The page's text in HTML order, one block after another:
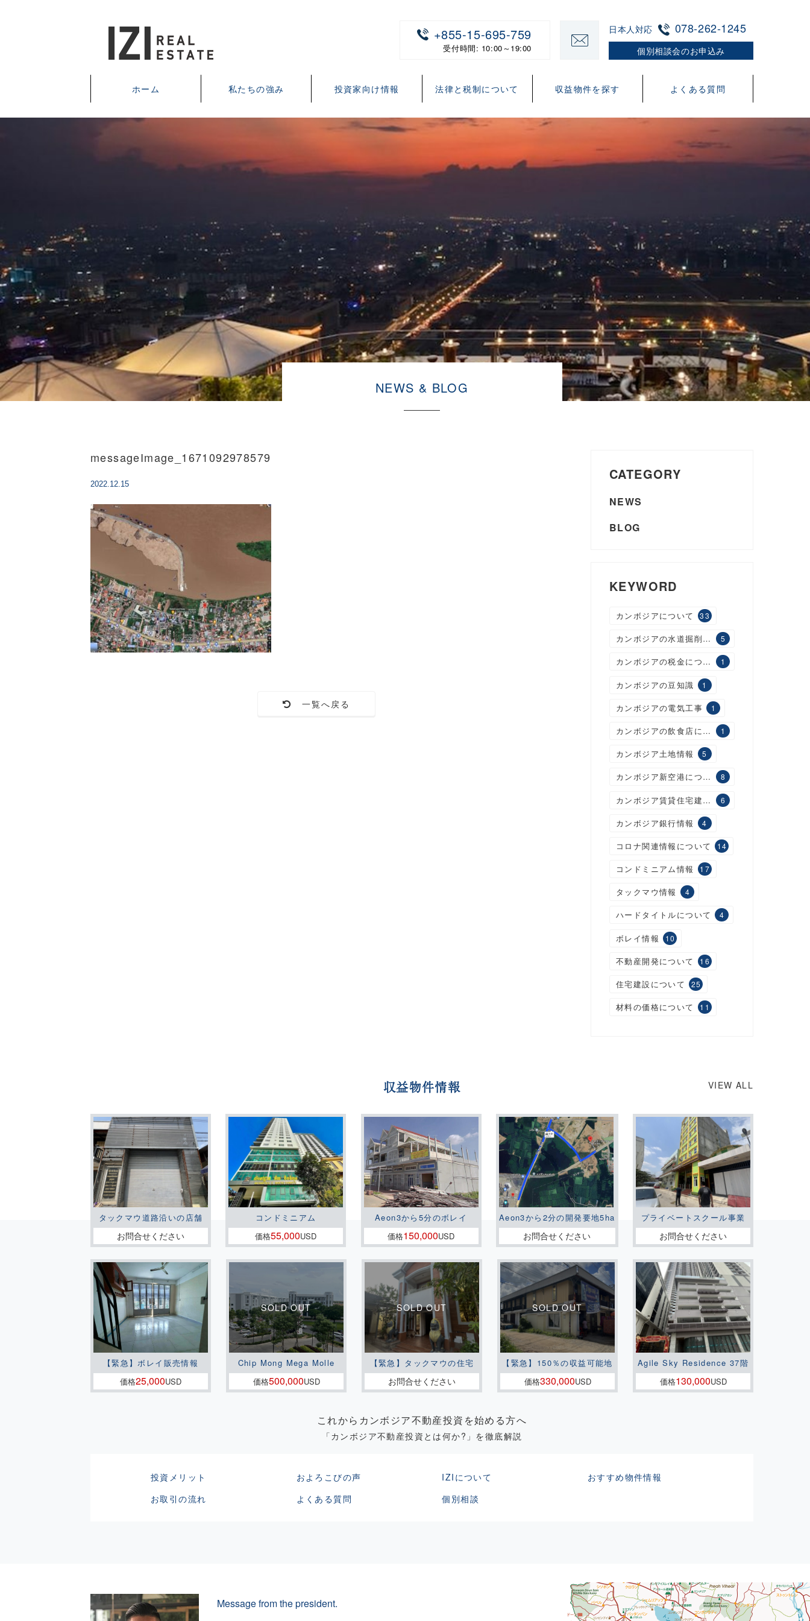
日本人対応 078-262-1245
個別相談会のお申込み
+855-15-695-759
受付時間: 10:00～19:00
ホーム 私たちの強み 投資家向け情報 法律と税制について 収益物件を探す よくある質問
NEWS & BLOG
messageImage_1671092978579
2022.12.15
一覧へ戻る
CATEGORY
NEWS
BLOG
KEYWORD
カンボジアについて 33
カンボジアの水道掘削工事 5
カンボジアの税金について 1
カンボジアの豆知識 1
カンボジアの電気工事 1
カンボジアの飲食店について 1
カンボジア土地情報 5
カンボジア新空港について 8
カンボジア賃貸住宅建設について 6
カンボジア銀行情報 4
コロナ関連情報について 14
コンドミニアム情報 17
タックマウ情報 4
ハードタイトルについて 4
ボレイ情報 10
不動産開発について 16
住宅建設について 25
材料の価格について 11
収益物件情報 VIEW ALL
タックマウ道路沿いの店舗
お問合せください
コンドミニアム
価格55,000USD
Aeon3から5分のボレイ
価格150,000USD
Aeon3から2分の開発要地5ha
お問合せください
プライベートスクール事業
お問合せください
【緊急】ボレイ販売情報
価格25,000USD
Chip Mong Mega Molle
価格500,000USD
【緊急】タックマウの住宅
お問合せください
【緊急】150％の収益可能地
価格330,000USD
Agile Sky Residence 37階
価格130,000USD
これからカンボジア不動産投資を始める方へ
「カンボジア不動産投資とは何か?」を徹底解説
投資メリット およろこびの声 IZIについて
おすすめ物件情報
お取引の流れ
よくある質問 個別相談
Message from the president.